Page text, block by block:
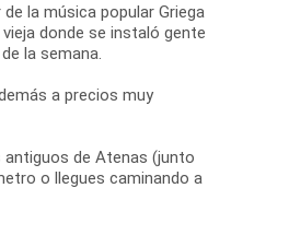
la música popular Griega
donde se instaló gente
la semana.
a precios muy
antiguos de Atenas (junto
o llegues caminando a